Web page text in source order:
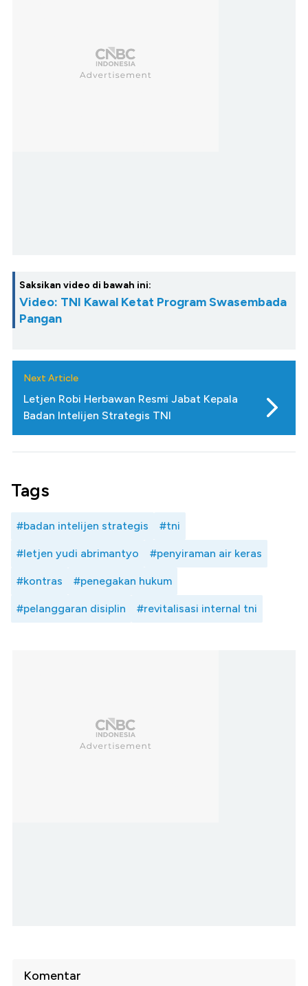
Saksikan video di bawah ini:
Video: TNI Kawal Ketat Program Swasembada
Pangan
Next Article
Letjen Robi Herbawan Resmi Jabat Kepala
Badan Intelijen Strategis TNI
Tags
#badan intelijen strategis #tni
#letjen yudi abrimantyo #penyiraman air keras
#kontras #penegakan hukum
#pelanggaran disiplin #revitalisasi internal tni
Komentar